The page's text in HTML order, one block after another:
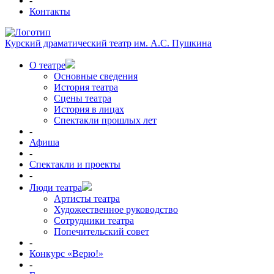
Контакты
Курский драматический театр им. А.С. Пушкина
О театре
Основные сведения
История театра
Сцены театра
История в лицах
Спектакли прошлых лет
-
Афиша
-
Спектакли и проекты
-
Люди театра
Артисты театра
Художественное руководство
Сотрудники театра
Попечительский совет
-
Конкурс «Верю!»
-